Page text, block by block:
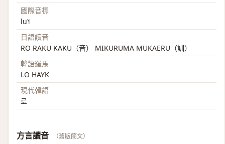
國際音標
lu˥˧
日語讀音
RO RAKU KAKU（音） MIKURUMA MUKAERU（訓）
韓語羅馬
LO HAYK
現代韓語
로
方言讀音 （舊版簡文）